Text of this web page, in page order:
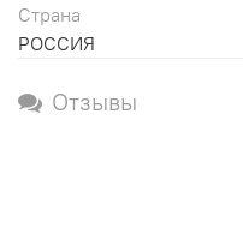
Страна
РОССИЯ
Отзывы